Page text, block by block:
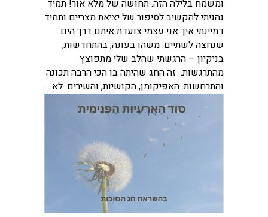
ומשמח בלילה הזה. תחושה של מלא אור! תמיד
נהניתי להקשיב לסיפור של יציאת מצריים ותמיד
דמיינתי איך אני עצמי צועדת איתם דרך הים
שנחצה לשתיים. משהו בעונה, בהתחדשות,
בניקיון – הרגשתי שהלב שלי מתפוצץ
מהתרגשות. זה החג שהיתה בו הכי הרבה תכונה
והתרחשות. האפיקומן, הקושיות, והשירים. לא…